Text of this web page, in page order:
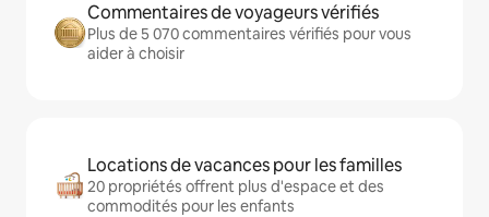
Commentaires de voyageurs vérifiés
Plus de 5 070 commentaires vérifiés pour vous
aider à choisir
Locations de vacances pour les familles
20 propriétés offrent plus d'espace et des
commodités pour les enfants